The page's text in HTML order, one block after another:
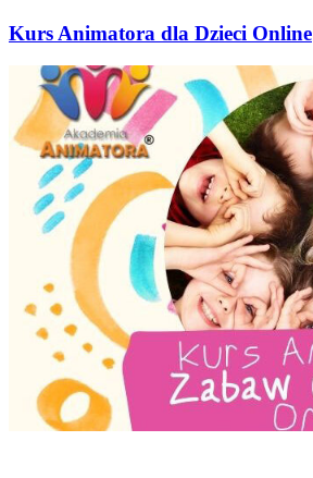
Kurs Animatora dla Dzieci Online